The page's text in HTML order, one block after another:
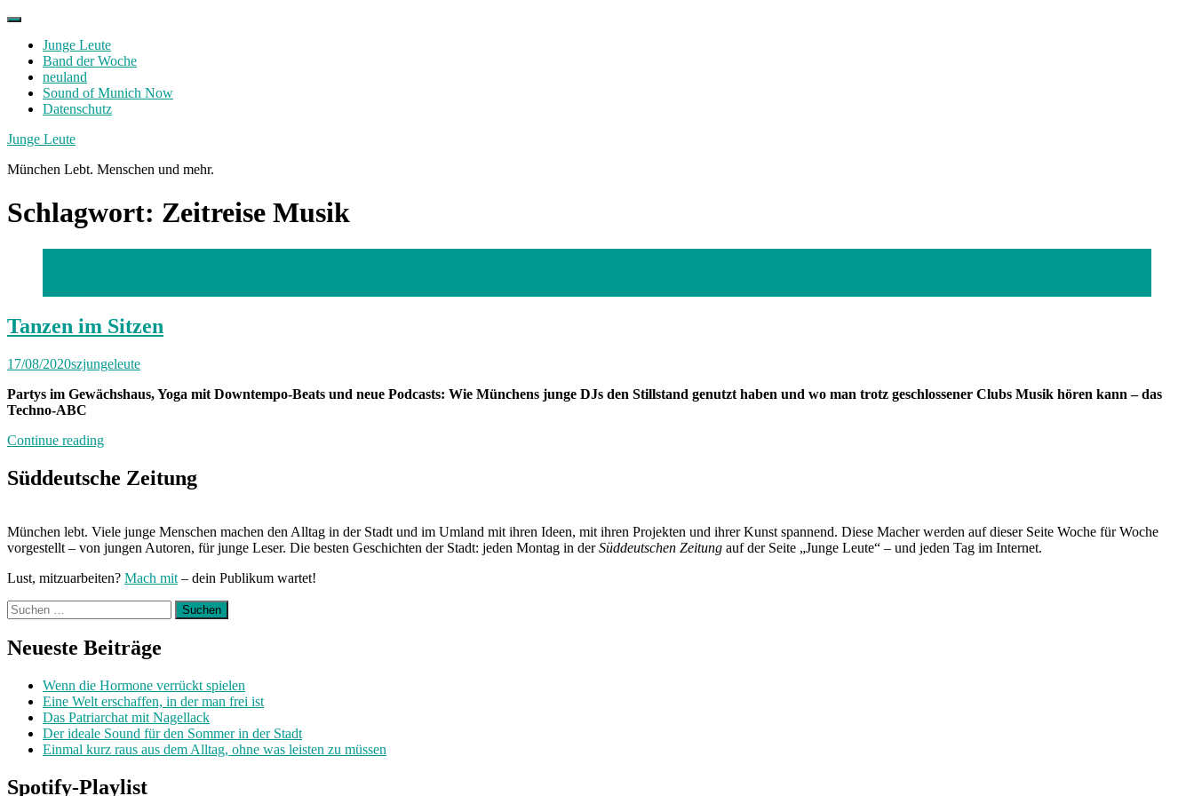
Skip
contentJunge Leute
Band der Woche
neuland
Sound of Munich Now
Datenschutz
Facebook
Twitter
Instagram
Junge Leute
München Lebt. Menschen und mehr.
Schlagwort: Zeitreise Musik
Tanzen im Sitzen
17/08/2020szjungeleute
Partys im Gewächshaus, Yoga mit Downtempo-Beats und neue Podcasts: Wie Münchens junge DJs den Stillstand genutzt haben und wo man trotz geschlossener Clubs Musik hören kann – das
Techno-ABC
Continue reading„Tanzen
Sitzen“
Süddeutsche Zeitung
München lebt. Viele junge Menschen machen den Alltag in der Stadt und im Umland mit ihren Ideen, mit ihren Projekten und ihrer Kunst spannend. Diese Macher werden auf dieser Seite Woche für Woche
vorgestellt – von jungen Autoren, für junge Leser. Die besten Geschichten der Stadt: jeden Montag in derSüddeutschen Zeitung auf der Seite „Junge Leute“ – und jeden Tag im Internet.
Lust, mitzuarbeiten? Mach mit – dein Publikum wartet!
Suchen
nach:
Neueste Beiträge
Wenn die Hormone verrückt spielen
Eine Welt erschaffen, in der man frei ist
Das Patriarchat mit Nagellack
Der ideale Sound für den Sommer in der Stadt
Einmal kurz raus aus dem Alltag, ohne was leisten zu müssen
Spotify-Playlist